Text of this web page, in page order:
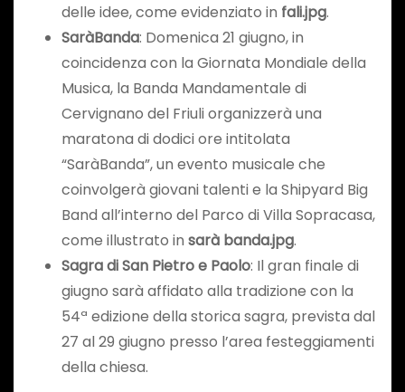
delle idee, come evidenziato in fali.jpg.
SaràBanda: Domenica 21 giugno, in
coincidenza con la Giornata Mondiale della
Musica, la Banda Mandamentale di
Cervignano del Friuli organizzerà una
maratona di dodici ore intitolata
“SaràBanda”, un evento musicale che
coinvolgerà giovani talenti e la Shipyard Big
Band all’interno del Parco di Villa Sopracasa,
come illustrato in sarà banda.jpg.
Sagra di San Pietro e Paolo: Il gran finale di
giugno sarà affidato alla tradizione con la
54ª edizione della storica sagra, prevista dal
27 al 29 giugno presso l’area festeggiamenti
della chiesa.